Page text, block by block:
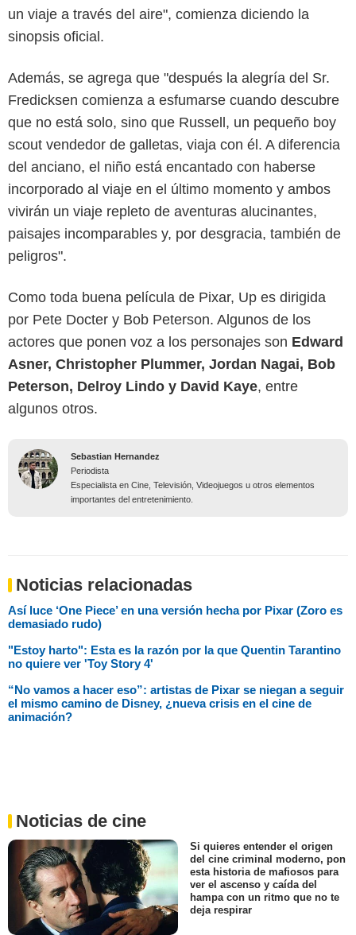
un viaje a través del aire", comienza diciendo la
sinopsis oficial.
Además, se agrega que "después la alegría del Sr.
Fredicksen comienza a esfumarse cuando descubre
que no está solo, sino que Russell, un pequeño boy
scout vendedor de galletas, viaja con él. A diferencia
del anciano, el niño está encantado con haberse
incorporado al viaje en el último momento y ambos
vivirán un viaje repleto de aventuras alucinantes,
paisajes incomparables y, por desgracia, también de
peligros".
Como toda buena película de Pixar, Up es dirigida
por Pete Docter y Bob Peterson. Algunos de los
actores que ponen voz a los personajes son Edward
Asner, Christopher Plummer, Jordan Nagai, Bob
Peterson, Delroy Lindo y David Kaye, entre
algunos otros.
Sebastian Hernandez
Periodista
Especialista en Cine, Televisión, Videojuegos u otros elementos
importantes del entretenimiento.
Noticias relacionadas
Así luce ‘One Piece’ en una versión hecha por Pixar (Zoro es
demasiado rudo)
"Estoy harto": Esta es la razón por la que Quentin Tarantino
no quiere ver 'Toy Story 4'
“No vamos a hacer eso”: artistas de Pixar se niegan a seguir
el mismo camino de Disney, ¿nueva crisis en el cine de
animación?
Noticias de cine
Si quieres entender el origen
del cine criminal moderno, pon
esta historia de mafiosos para
ver el ascenso y caída del
hampa con un ritmo que no te
deja respirar